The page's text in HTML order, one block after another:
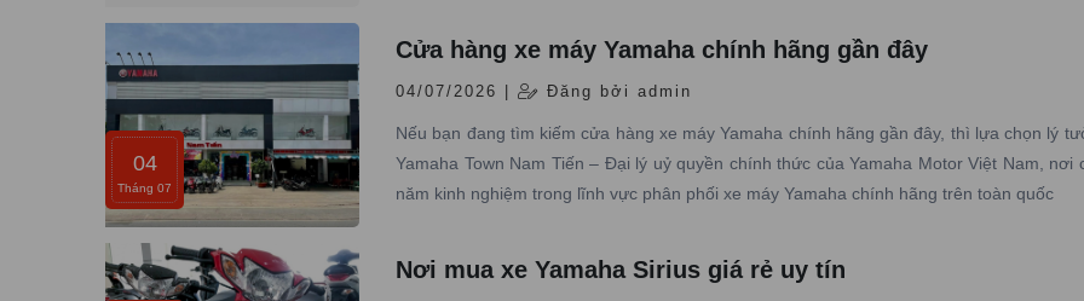
04
Tháng 07
Cửa hàng xe máy Yamaha chính hãng gần đây
04/07/2026 | Đăng bởi admin
Nếu bạn đang tìm kiếm cửa hàng xe máy Yamaha chính hãng gần đây, thì lựa chọn lý
Yamaha Town Nam Tiến – Đại lý uỷ quyền chính thức của Yamaha Motor Việt Nam, nơi
năm kinh nghiệm trong lĩnh vực phân phối xe máy Yamaha chính hãng trên toàn quốc
Nơi mua xe Yamaha Sirius giá rẻ uy tín